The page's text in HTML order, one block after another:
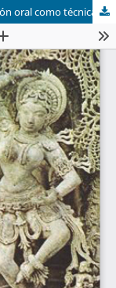
La comprensión y producción de la exposición oral como técnica didáctica